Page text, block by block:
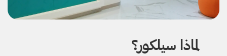
لماذا سيلكور؟